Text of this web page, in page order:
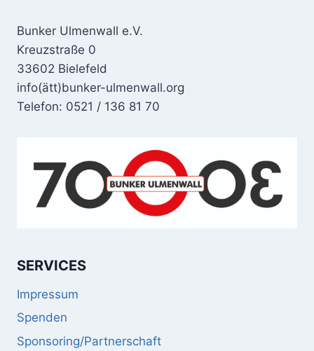
Bunker Ulmenwall e.V.
Kreuzstraße 0
33602 Bielefeld
info(ätt)bunker-ulmenwall.org
Telefon: 0521 / 136 81 70
SERVICES
Impressum
Spenden
Sponsoring/Partnerschaft